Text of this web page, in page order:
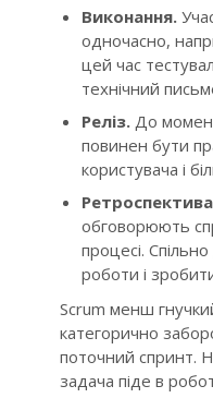
Виконання.
одночасно,
цей час
технічний
Реліз. До
повинен бути
користувача і
обговорюють
процесі.
роботи і
Scrum менш
категорично
поточний спринт.
задача піде в